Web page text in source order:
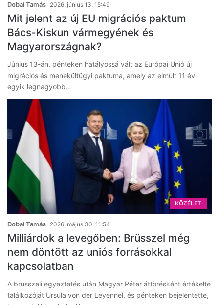
Dobai Tamás 2026, június 13. 15:49
Mit jelent az új EU migrációs paktum
Bács-Kiskun vármegyének és
Magyarországnak?
Június 13-án, pénteken hatályossá vált az Európai Unió új
migrációs és menekültügyi paktuma, amely az elmúlt 11 év
egyik legnagyobb…
KÖZÉLET
Dobai Tamás 2026, május 30. 11:54
Milliárdok a levegőben: Brüsszel még
nem döntött az uniós forrásokkal
kapcsolatban
A brüsszeli egyeztetés után Magyar Péter áttörésként értékelte
találkozóját Ursula von der Leyennel, és pénteken bejelentette,